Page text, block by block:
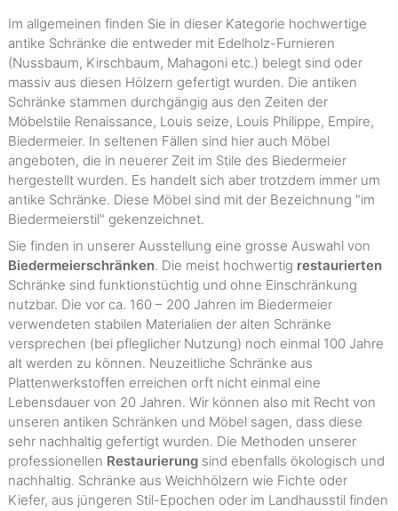
Im allgemeinen finden Sie in dieser Kategorie hochwertige
antike Schränke die entweder mit Edelholz-Furnieren
(Nussbaum, Kirschbaum, Mahagoni etc.) belegt sind oder
massiv aus diesen Hölzern gefertigt wurden. Die antiken
Schränke stammen durchgängig aus den Zeiten der
Möbelstile Renaissance, Louis seize, Louis Philippe, Empire,
Biedermeier. In seltenen Fällen sind hier auch Möbel
angeboten, die in neuerer Zeit im Stile des Biedermeier
hergestellt wurden. Es handelt sich aber trotzdem immer um
antike Schränke. Diese Möbel sind mit der Bezeichnung "im
Biedermeierstil" gekenzeichnet.
Sie finden in unserer Ausstellung eine grosse Auswahl von
Biedermeierschränken. Die meist hochwertig restaurierten
Schränke sind funktionstüchtig und ohne Einschränkung
nutzbar. Die vor ca. 160 – 200 Jahren im Biedermeier
verwendeten stabilen Materialien der alten Schränke
versprechen (bei pfleglicher Nutzung) noch einmal 100 Jahre
alt werden zu können. Neuzeitliche Schränke aus
Plattenwerkstoffen erreichen orft nicht einmal eine
Lebensdauer von 20 Jahren. Wir können also mit Recht von
unseren antiken Schränken und Möbel sagen, dass diese
sehr nachhaltig gefertigt wurden. Die Methoden unserer
professionellen Restaurierung sind ebenfalls ökologisch und
nachhaltig. Schränke aus Weichhölzern wie Fichte oder
Kiefer, aus jüngeren Stil-Epochen oder im Landhausstil finden